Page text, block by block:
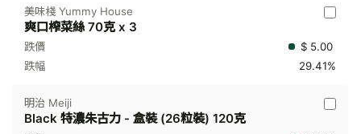
美味棧 Yummy House
爽口榨菜絲 70克 x 3
$ 5.00
29.41%
明治 Meiji
Black 特濃朱古力 - 盒裝 (26粒裝) 120克